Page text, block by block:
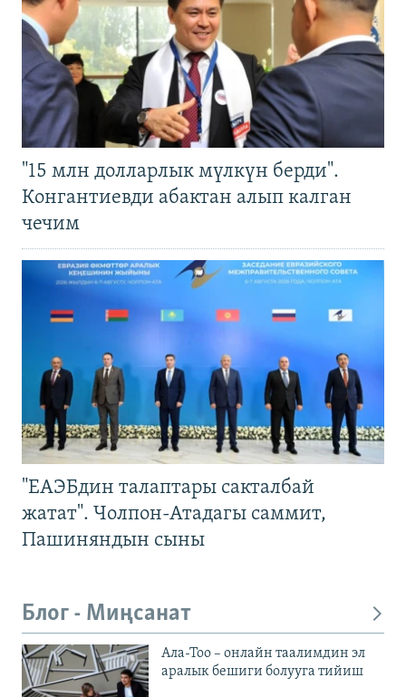
"15 млн долларлык мүлкүн берди".
Конгантиевди абактан алып калган
чечим
"ЕАЭБдин талаптары сакталбай
жатат". Чолпон-Атадагы саммит,
Пашиняндын сыны
Блог - Миңсанат
Ала-Тоо – онлайн таалимдин эл
аралык бешиги болууга тийиш